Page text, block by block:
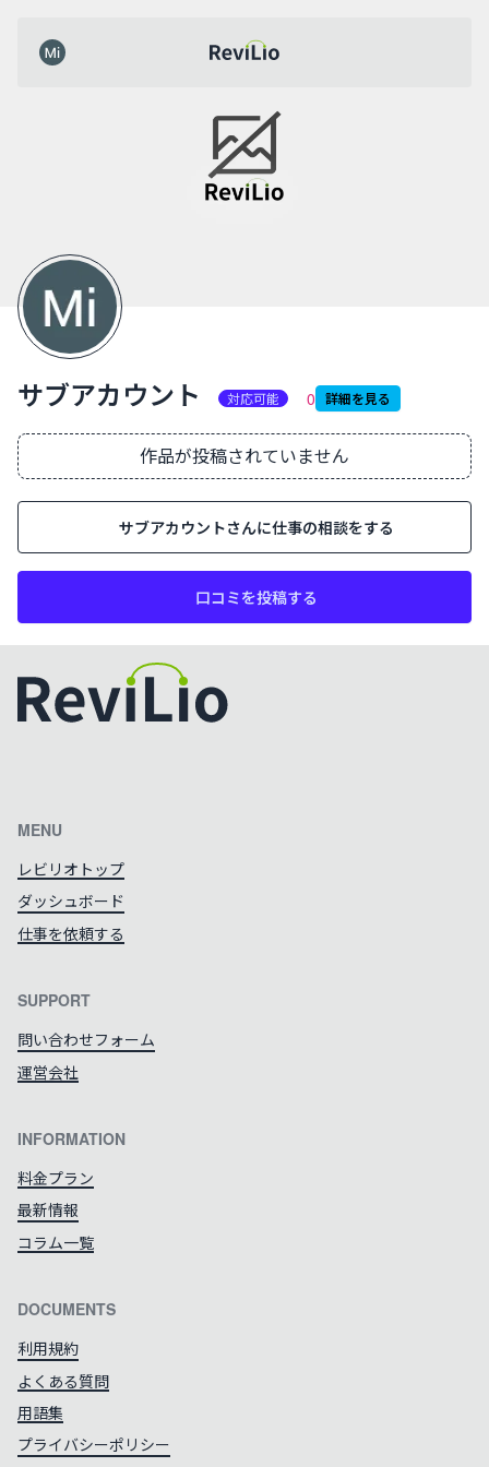
サブアカウント レビリオ
サブアカウント 対応可能 0 詳細を見る
制作実績一覧 作品が投稿されていません
サブアカウントさんに仕事の相談をする
口コミを投稿する
MENU
レビリオトップ
ダッシュボード
仕事を依頼する
SUPPORT
問い合わせフォーム
運営会社
INFORMATION
料金プラン
最新情報
コラム一覧
DOCUMENTS
利用規約
よくある質問
用語集
プライバシーポリシー